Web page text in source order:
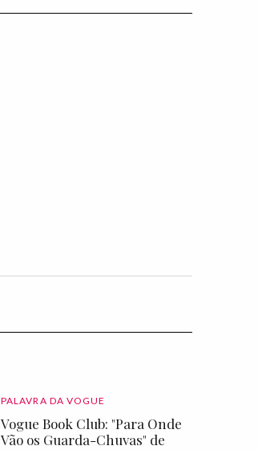
PALAVRA DA VOGUE
Vogue Book Club: "Para Onde
Vão os Guarda-Chuvas" de